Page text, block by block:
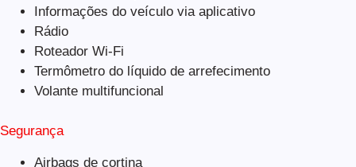
Informações do veículo via aplicativo
Rádio
Roteador Wi-Fi
Termômetro do líquido de arrefecimento
Volante multifuncional
Segurança
Airbags de cortina